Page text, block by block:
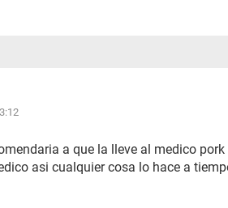
a que la lleve al medico
asi cualquier cosa lo hace a